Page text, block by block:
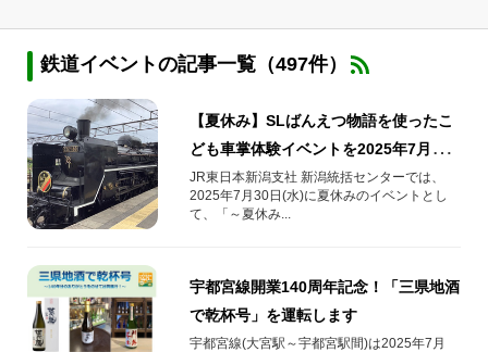
鉄道イベントの記事一覧（497件）
【夏休み】SLばんえつ物語を使ったこ
ども車掌体験イベントを2025年7月30
日(水)開催！放送体験や運転台見学も
JR東日本新潟支社 新潟統括センターでは、
2025年7月30日(水)に夏休みのイベントとし
て、「～夏休み...
宇都宮線開業140周年記念！「三県地酒
で乾杯号」を運転します
宇都宮線(大宮駅～宇都宮駅間)は2025年7月